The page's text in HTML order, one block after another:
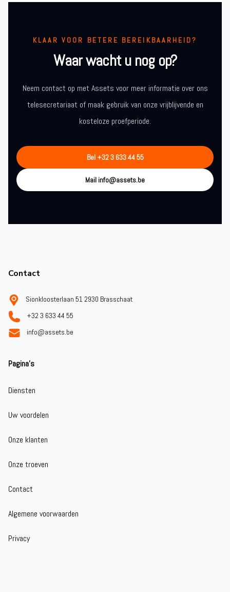
KLAAR VOOR BETERE BEREIKBAARHEID?
Waar wacht u nog op?
Neem contact op met Assets voor meer informatie over ons
telesecretariaat of maak gebruik van onze vrijblijvende en
kosteloze proefperiode.
Bel +32 3 633 44 55
Mail info@assets.be
Contact
Sionkloosterlaan 51 2930 Brasschaat
+32 3 633 44 55
info@assets.be
Pagina's
Diensten
Uw voordelen
Onze klanten
Onze troeven
Contact
Algemene voorwaarden
Privacy